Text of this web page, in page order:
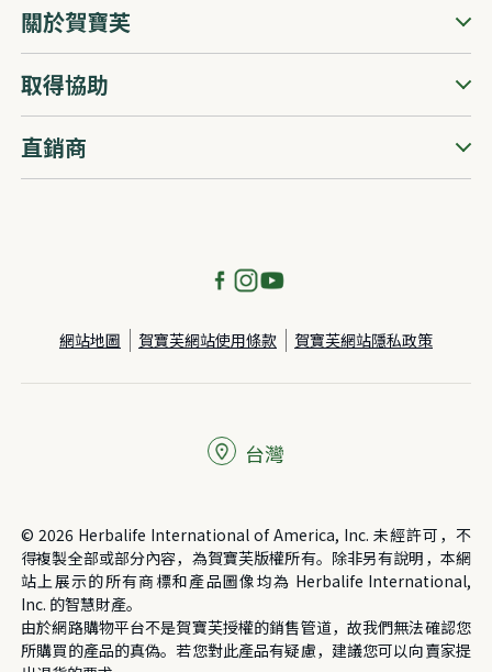
關於賀寶芙
取得協助
直銷商
網站地圖 賀寶芙網站使用條款 賀寶芙網站隱私政策
© 2026 Herbalife International of America, Inc. 未經許可，不
得複製全部或部分內容，為賀寶芙版權所有。除非另有說明，本網
站上展示的所有商標和產品圖像均為 Herbalife International,
Inc. 的智慧財產。
由於網路購物平台不是賀寶芙授權的銷售管道，故我們無法確認您
所購買的產品的真偽。若您對此產品有疑慮，建議您可以向賣家提
台灣